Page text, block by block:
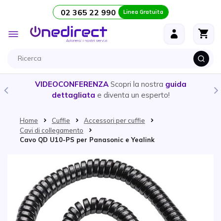
Salta al contenuto 02 365 22 990 Linea Gratuita
Toggle
Nav
VIDEOCONFERENZA Scopri la nostra guida
dettagliata e diventa un esperto!
Home Cuffie
Accessori per cuffie
Cavi di collegamento
Cavo QD U10-PS per Panasonic e Yealink
Vai alla fine della galleria di immagini